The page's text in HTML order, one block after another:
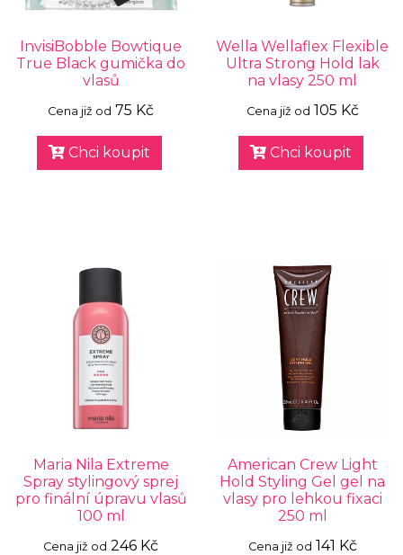
InvisiBobble Bowtique
True Black gumička do
vlasů
Cena již od 75 Kč
Chci koupit
Wella Wellaflex Flexible
Ultra Strong Hold lak
na vlasy 250 ml
Cena již od 105 Kč
Chci koupit
Maria Nila Extreme
Spray stylingový sprej
pro finální úpravu vlasů
100 ml
Cena již od 246 Kč
American Crew Light
Hold Styling Gel gel na
vlasy pro lehkou fixaci
250 ml
Cena již od 141 Kč